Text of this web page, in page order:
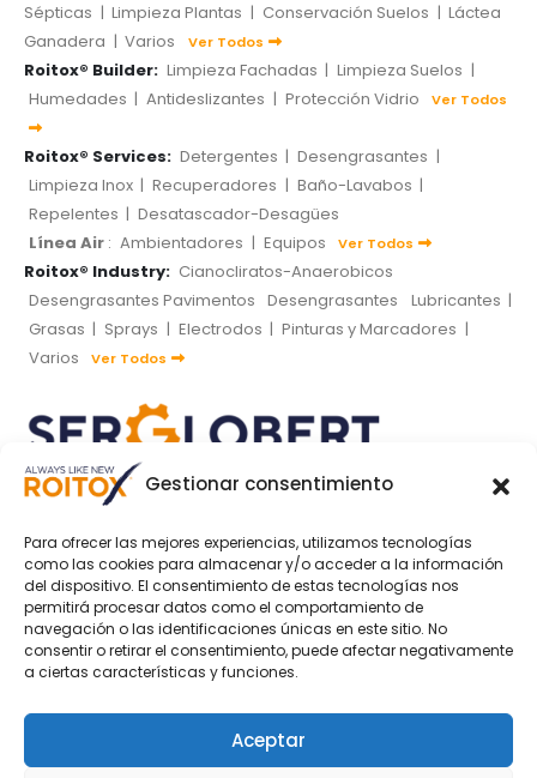
Gestionar consentimiento
Para ofrecer las mejores experiencias, utilizamos tecnologías
como las cookies para almacenar y/o acceder a la información
del dispositivo. El consentimiento de estas tecnologías nos
permitirá procesar datos como el comportamiento de
navegación o las identificaciones únicas en este sitio. No
consentir o retirar el consentimiento, puede afectar negativamente
a ciertas características y funciones.
Aceptar
Sépticas | Limpieza Plantas | Conservación Suelos | Láctea
Ganadera | Varios Ver Todos
Roitox® Builder: Limpieza Fachadas | Limpieza Suelos |
Humedades | Antideslizantes | Protección Vidrio Ver Todos
Roitox® Services: Detergentes | Desengrasantes |
Limpieza Inox | Recuperadores | Baño-Lavabos |
Repelentes | Desatascador-Desagües
Línea Air : Ambientadores | Equipos Ver Todos
Roitox® Industry: Cianocliratos-Anaerobicos
Desengrasantes Pavimentos Desengrasantes Lubricantes |
Grasas | Sprays | Electrodos | Pinturas y Marcadores |
Varios
Ver Todos
SOCIAL MEDIA
MÉTODOS DE PAGO